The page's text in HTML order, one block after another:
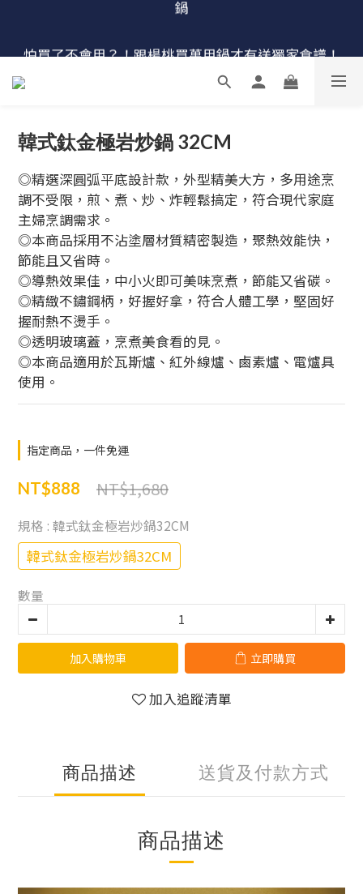
🔴最後100組↘$1780 (原$2180) HausChef 十合一全能
🔥燕三條．職人手工🔥日本Arnest 武 Rn 輕量雙口鐵
🔴最後100組↘$1780 (原$2180) HausChef 十合一全能
鍋
韓式鈦金極岩炒鍋 32CM
◎精選深圓弧平底設計款，外型精美大方，多用途烹
調不受限，煎、煮、炒、炸輕鬆搞定，符合現代家庭
主婦烹調需求。
◎本商品採用不沾塗層材質精密製造，聚熱效能快，
節能且又省時。
◎導熱效果佳，中小火即可美味烹煮，節能又省碳。
◎精緻不鏽鋼柄，好握好拿，符合人體工學，堅固好
握耐熱不燙手。
◎透明玻璃蓋，烹煮美食看的見。
◎本商品適用於瓦斯爐、紅外線爐、鹵素爐、電爐具
使用。
指定商品，一件免運
NT$1,680
NT$888
規格 : 韓式鈦金極岩炒鍋32CM
韓式鈦金極岩炒鍋32CM
數量
加入購物車 立即購買
加入追蹤清單
商品描述 送貨及付款方式
商品描述